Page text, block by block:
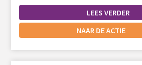
LEES VERDER
NAAR DE ACTIE